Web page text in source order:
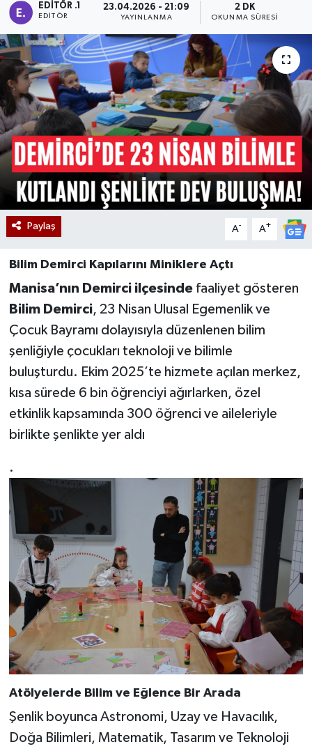
EDITÖR .1
EDITÖR
23.04.2026 - 21:09
YAYINLANMA
2 DK
OKUNMA SÜRESI
Paylaş A- A+
Bilim Demirci Kapılarını Miniklere Açtı
Manisa’nın Demirci ilçesinde faaliyet gösteren
Bilim Demirci, 23 Nisan Ulusal Egemenlik ve
Çocuk Bayramı dolayısıyla düzenlenen bilim
şenliğiyle çocukları teknoloji ve bilimle
buluşturdu. Ekim 2025’te hizmete açılan merkez,
kısa sürede 6 bin öğrenciyi ağırlarken, özel
etkinlik kapsamında 300 öğrenci ve aileleriyle
birlikte şenlikte yer aldı
.
Atölyelerde Bilim ve Eğlence Bir Arada
Şenlik boyunca Astronomi, Uzay ve Havacılık,
Doğa Bilimleri, Matematik, Tasarım ve Teknoloji
Yaşam
Gizlilik Sözleşmesi
İletişim